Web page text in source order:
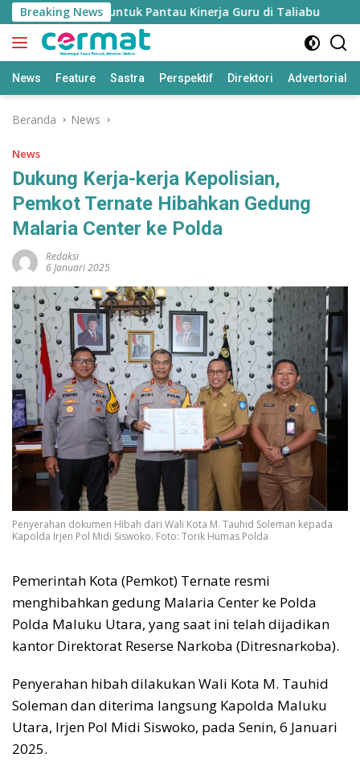
Langsung
ke
konten
Breaking News
Disiapkan untuk Pantau Kinerja Guru di Taliabu
News Feature Sastra Perspektif Direktori Advertorial
Beranda News
News
Dukung Kerja-kerja Kepolisian,
Pemkot Ternate Hibahkan Gedung
Malaria Center ke Polda
Redaksi
6 Januari 2025
Penyerahan dokumen Hibah dari Wali Kota M. Tauhid Soleman kepada
Kapolda Irjen Pol Midi Siswoko. Foto: Torik Humas Polda
Pemerintah Kota (Pemkot) Ternate resmi
menghibahkan gedung Malaria Center ke Polda
Polda Maluku Utara, yang saat ini telah dijadikan
kantor Direktorat Reserse Narkoba (Ditresnarkoba).
Penyerahan hibah dilakukan Wali Kota M. Tauhid
Soleman dan diterima langsung Kapolda Maluku
Utara, Irjen Pol Midi Siswoko, pada Senin, 6 Januari
2025.